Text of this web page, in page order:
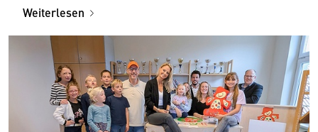
Weiterlesen